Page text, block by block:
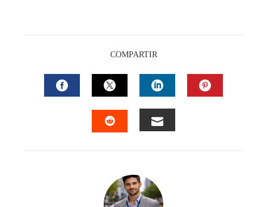
COMPARTIR
FACEBOOKTWITTERLINKEDIN